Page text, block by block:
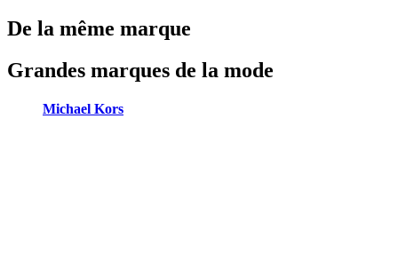
De la même marque
Grandes marques de la mode
Michael Kors